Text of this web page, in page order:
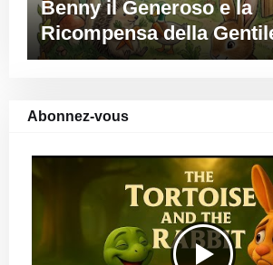
Benny il Generoso e la
Ricompensa della
Abonnez-vous